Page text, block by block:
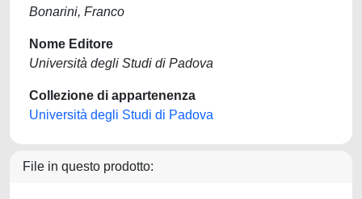
Bonarini, Franco
Nome Editore
Università degli Studi di Padova
Collezione di appartenenza
Università degli Studi di Padova
File in questo prodotto: